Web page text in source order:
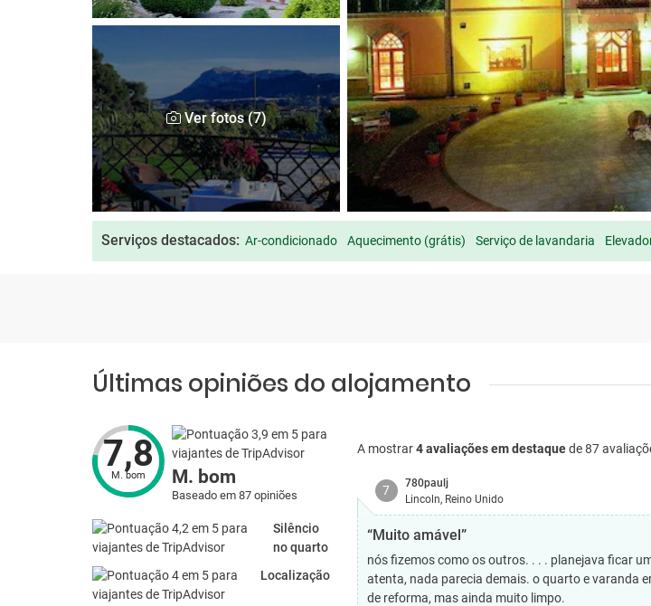
Ver fotos (7)
Serviços destacados: Ar-condicionado Aquecimento (grátis) Serviço de lavandaria
Últimas opiniões do alojamento
7,8
M. bom M. bom
Baseado em 87 opiniões
Silêncio
no quarto
Localização
A mostrar4 avaliações em destaquede 87
7
780paulj
Lincoln, Reino Unido
“Muito amável”
nós fizemos como os outros. . . . planejava ficar
atenta, nada parecia demais. o quarto e varanda
de reforma, mas ainda muito limpo.